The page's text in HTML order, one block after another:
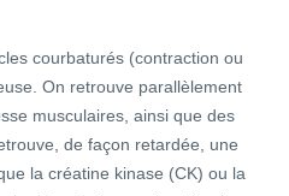
courbaturés (contraction ou
On retrouve parallèlement
musculaires, ainsi que des
de façon retardée, une
la créatine kinase (CK) ou la